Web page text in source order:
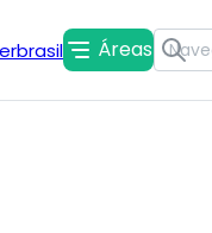
Áreas